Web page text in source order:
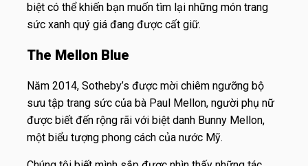
biệt có thể khiến bạn muốn tìm lại những món trang
sức xanh quý giá đang được cất giữ.
The Mellon Blue
Năm 2014, Sotheby’s được mời chiêm ngưỡng bộ
sưu tập trang sức của bà Paul Mellon, người phụ nữ
được biết đến rộng rãi với biệt danh Bunny Mellon,
một biểu tượng phong cách của nước Mỹ.